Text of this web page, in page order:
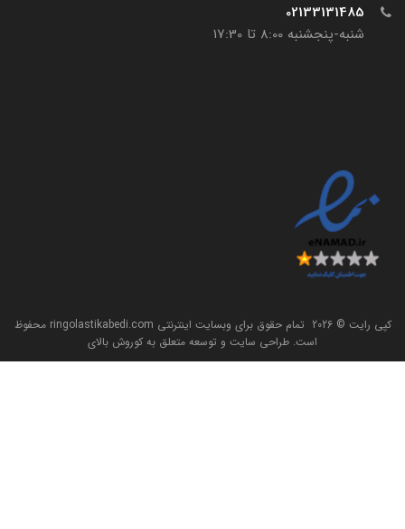
02133131485
شنبه-پنجشنبه 8:00 تا 17:30
کپی رایت ©2026 تمام حقوق برای وبسایت اینترنتی ringolastikabedi.com محفوظ
است. طراحی سایت و توسعه متعلق به کوروش بالای